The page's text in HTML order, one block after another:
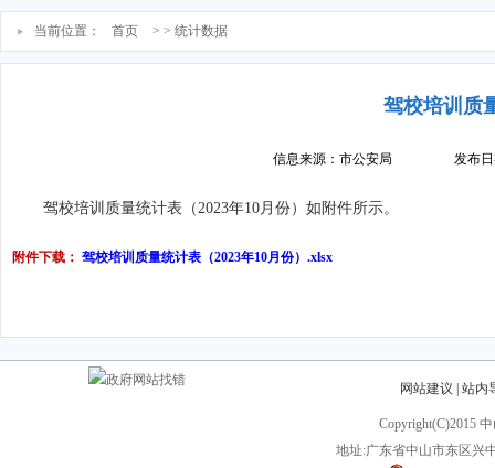
当前位置： 首页 > > 统计数据
驾校培训质
信息来源：市公安局 发布
驾校培训质量统计表（2023年10月份）如附件所示。
附件下载： 驾校培训质量统计表（2023年10月份）.xlsx
网站建议 站内
Copyright(C)2015
地址:广东省中山市东区兴